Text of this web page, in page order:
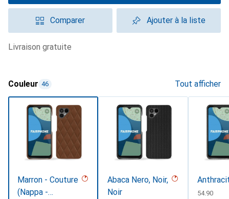
Comparer Ajouter à la liste
livraison gratuite
Couleur 46 Tout afficher
Marron - Couture
(Nappa -
Abaca Nero, Noir,
Noir
CHF
54.90